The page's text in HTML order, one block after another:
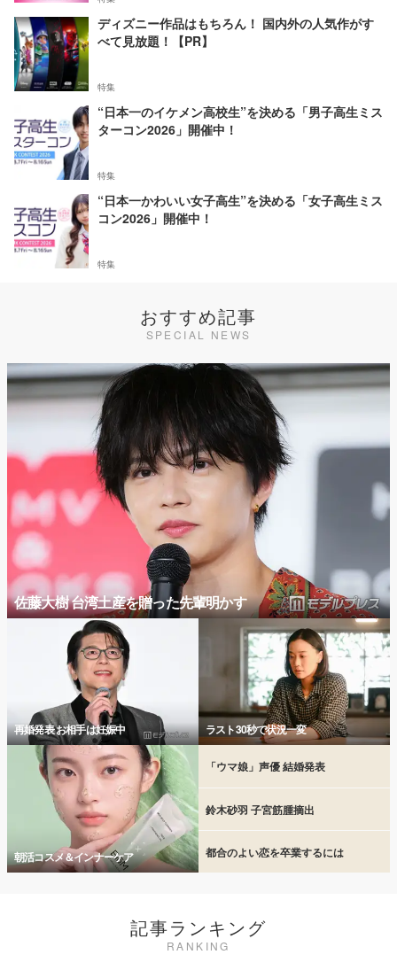
ディズニー作品はもちろん！ 国内外の人気作がす
べて見放題！【PR】
特集
“日本一のイケメン高校生”を決める「男子高生ミス
ターコン2026」開催中！
特集
“日本一かわいい女子高生”を決める「女子高生ミス
コン2026」開催中！
特集
おすすめ記事
SPECIAL NEWS
佐藤大樹 台湾土産を贈った先輩明かす
再婚発表 お相手は妊娠中 ラスト30秒で状況一変
朝活コスメ＆インナーケア
「ウマ娘」声優 結婚発表
鈴木砂羽 子宮筋腫摘出
都合のよい恋を卒業するには
記事ランキング
RANKING